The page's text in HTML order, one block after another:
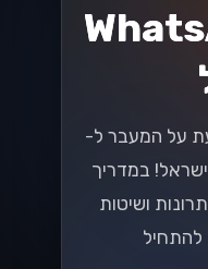
שחררו את הפוטנציאל של ה-WhatsApp
Business API עבור SMBs ישראליים! גלו
הלקוחות